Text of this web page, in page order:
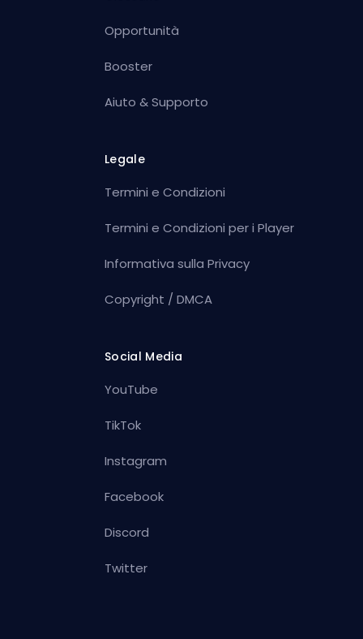
Opportunità
Booster
Aiuto & Supporto
Legale
Termini e Condizioni
Termini e Condizioni per i Player
Informativa sulla Privacy
Copyright / DMCA
Social Media
YouTube
TikTok
Instagram
Facebook
Discord
Twitter